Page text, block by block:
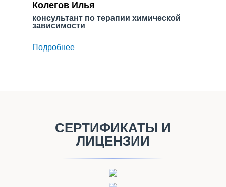
Колегов Илья
консультант по терапии химической
зависимости
Подробнее
СЕРТИФИКАТЫ И
ЛИЦЕНЗИИ